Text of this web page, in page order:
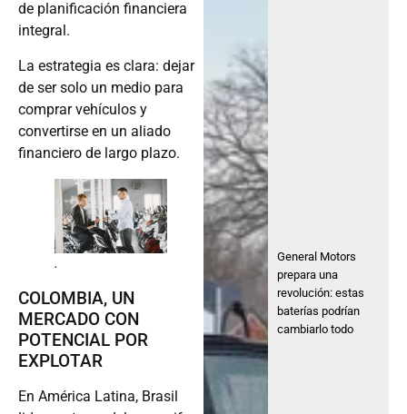
integral.
de ser solo un medio para
comprar vehículos y
convertirse en un aliado
financiero de largo plazo.
.
MERCADO CON
POTENCIAL POR
EXPLOTAR
lidera este modelo con cifras
prepara una
revolución: estas
baterías podrían
cambiarlo todo